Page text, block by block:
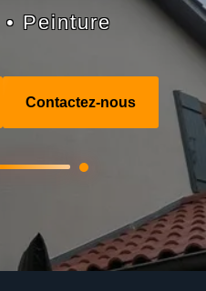
Peinture
Contactez-nous